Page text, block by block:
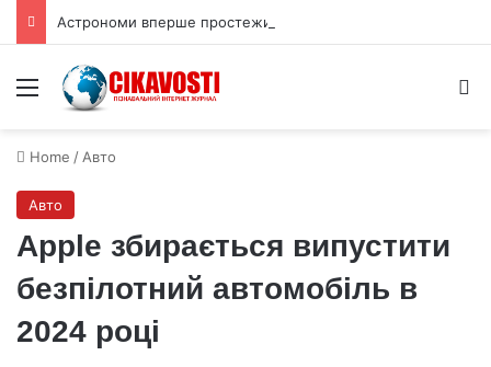
Menu
Home / Авто
Авто
Apple збирається випустити
безпілотний автомобіль в
2024 році